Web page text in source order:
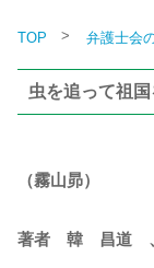
TOP > 弁護士会
虫を追って祖国
（霧山昴）
著者 韓 昌道